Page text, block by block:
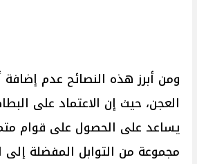
ومن أبرز هذه النصائح عدم
العجن، حيث إن الاعتماد على
يساعد على الحصول على قوام
مجموعة من التوابل المفضلة إلى